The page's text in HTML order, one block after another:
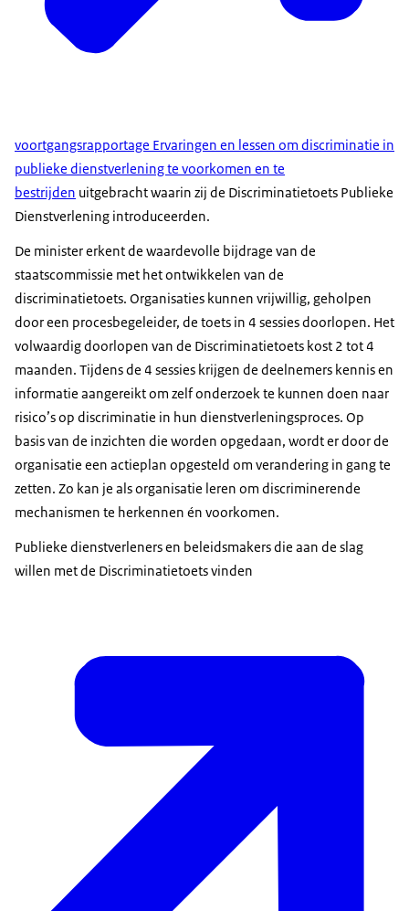
voortgangsrapportage Ervaringen en lessen om discriminatie in
publieke dienstverlening te voorkomen en te
bestrijden uitgebracht waarin zij de Discriminatietoets Publieke
Dienstverlening introduceerden.
De minister erkent de waardevolle bijdrage van de
staatscommissie met het ontwikkelen van de
discriminatietoets. Organisaties kunnen vrijwillig, geholpen
door een procesbegeleider, de toets in 4 sessies doorlopen. Het
volwaardig doorlopen van de Discriminatietoets kost 2 tot 4
maanden. Tijdens de 4 sessies krijgen de deelnemers kennis en
informatie aangereikt om zelf onderzoek te kunnen doen naar
risico’s op discriminatie in hun dienstverleningsproces. Op
basis van de inzichten die worden opgedaan, wordt er door de
organisatie een actieplan opgesteld om verandering in gang te
zetten. Zo kan je als organisatie leren om discriminerende
mechanismen te herkennen én voorkomen.
Publieke dienstverleners en beleidsmakers die aan de slag
willen met de Discriminatietoets vinden